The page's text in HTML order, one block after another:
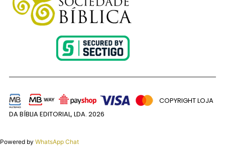
COPYRIGHT LOJA
DA BÍBLIA EDITORIAL, LDA. 2026
Powered by WhatsApp Chat